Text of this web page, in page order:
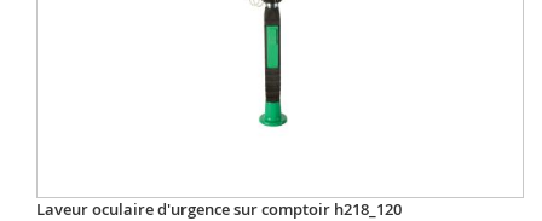
Laveur oculaire d'urgence sur comptoir h218_120